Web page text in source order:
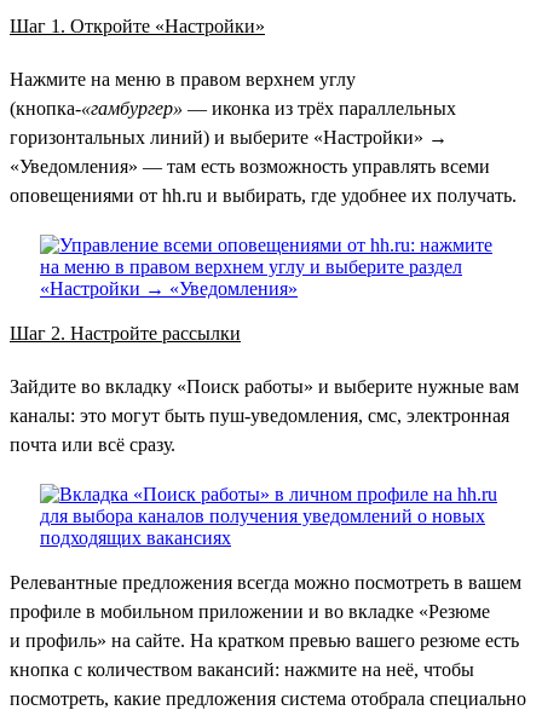
Шаг 1. Откройте «Настройки»
Нажмите на меню в правом верхнем углу
(кнопка-«гамбургер» — иконка из трёх параллельных
горизонтальных линий) и выберите «Настройки» →
«Уведомления» — там есть возможность управлять всеми
оповещениями от hh.ru и выбирать, где удобнее их получать.
Шаг 2. Настройте рассылки
Зайдите во вкладку «Поиск работы» и выберите нужные вам
каналы: это могут быть пуш-уведомления, смс, электронная
почта или всё сразу.
Релевантные предложения всегда можно посмотреть в вашем
профиле в мобильном приложении и во вкладке «Резюме
и профиль» на сайте. На кратком превью вашего резюме есть
кнопка с количеством вакансий: нажмите на неё, чтобы
посмотреть, какие предложения система отобрала специально